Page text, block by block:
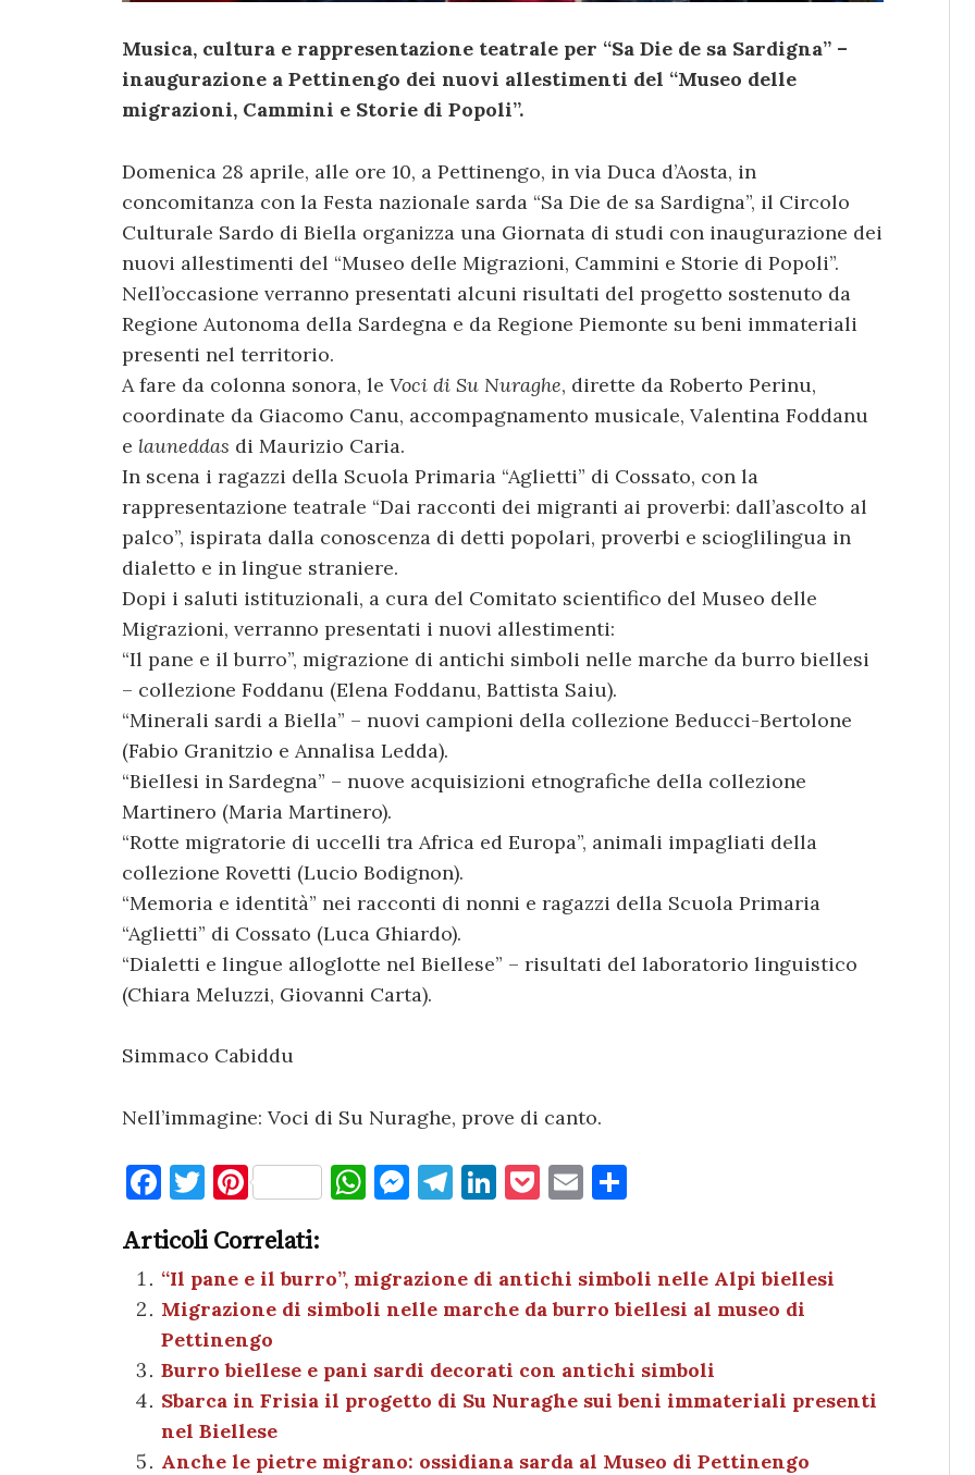
Musica, cultura e rappresentazione teatrale per “Sa Die de sa Sardigna” –
inaugurazione a Pettinengo dei nuovi allestimenti del “Museo delle
migrazioni, Cammini e Storie di Popoli”.
Domenica 28 aprile, alle ore 10, a Pettinengo, in via Duca d’Aosta, in
concomitanza con la Festa nazionale sarda “Sa Die de sa Sardigna”, il Circolo
Culturale Sardo di Biella organizza una Giornata di studi con inaugurazione dei
nuovi allestimenti del “Museo delle Migrazioni, Cammini e Storie di Popoli”.
Nell’occasione verranno presentati alcuni risultati del progetto sostenuto da
Regione Autonoma della Sardegna e da Regione Piemonte su beni immateriali
presenti nel territorio.
A fare da colonna sonora, le Voci di Su Nuraghe, dirette da Roberto Perinu,
coordinate da Giacomo Canu, accompagnamento musicale, Valentina Foddanu
e launeddas di Maurizio Caria.
In scena i ragazzi della Scuola Primaria “Aglietti” di Cossato, con la
rappresentazione teatrale “Dai racconti dei migranti ai proverbi: dall’ascolto al
palco”, ispirata dalla conoscenza di detti popolari, proverbi e scioglilingua in
dialetto e in lingue straniere.
Dopi i saluti istituzionali, a cura del Comitato scientifico del Museo delle
Migrazioni, verranno presentati i nuovi allestimenti:
“Il pane e il burro”, migrazione di antichi simboli nelle marche da burro biellesi
– collezione Foddanu (Elena Foddanu, Battista Saiu).
“Minerali sardi a Biella” – nuovi campioni della collezione Beducci-Bertolone
(Fabio Granitzio e Annalisa Ledda).
“Biellesi in Sardegna” – nuove acquisizioni etnografiche della collezione
Martinero (Maria Martinero).
“Rotte migratorie di uccelli tra Africa ed Europa”, animali impagliati della
collezione Rovetti (Lucio Bodignon).
“Memoria e identità” nei racconti di nonni e ragazzi della Scuola Primaria
“Aglietti” di Cossato (Luca Ghiardo).
“Dialetti e lingue alloglotte nel Biellese” – risultati del laboratorio linguistico
(Chiara Meluzzi, Giovanni Carta).
Simmaco Cabiddu
Nell’immagine: Voci di Su Nuraghe, prove di canto.
F
c
e
b
o
o
k
T
it
te
r
Pi
er
es
t
W
s
A
p
p
M
n
g
er
T
gr
a
m
Li
e
dI
n
P
k
et
E
l di
vi
di
Articoli Correlati:
“Il pane e il burro”, migrazione di antichi simboli nelle Alpi biellesi
Migrazione di simboli nelle marche da burro biellesi al museo di
Pettinengo
Burro biellese e pani sardi decorati con antichi simboli
Sbarca in Frisia il progetto di Su Nuraghe sui beni immateriali presenti
nel Biellese
Anche le pietre migrano: ossidiana sarda al Museo di Pettinengo